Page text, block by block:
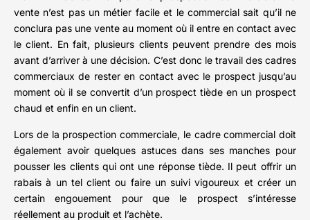
vente n’est pas un métier facile et le commercial sait qu’il ne
conclura pas une vente au moment où il entre en contact avec
le client. En fait, plusieurs clients peuvent prendre des mois
avant d’arriver à une décision. C’est donc le travail des cadres
commerciaux de rester en contact avec le prospect jusqu’au
moment où il se convertit d’un prospect tiède en un prospect
chaud et enfin en un client.
Lors de la prospection commerciale, le cadre commercial doit
également avoir quelques astuces dans ses manches pour
pousser les clients qui ont une réponse tiède. Il peut offrir un
rabais à un tel client ou faire un suivi vigoureux et créer un
certain engouement pour que le prospect s’intéresse
réellement au produit et l’achète.